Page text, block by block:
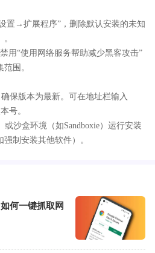
置→扩展程序”，删除默认安装的未知
用“使用网络服务帮助减少黑客攻击”
围。
保版本为最新。可在地址栏输入
号。
沙盒环境（如Sandboxie）运行安装
制安装其他软件）。
何一键抓取网